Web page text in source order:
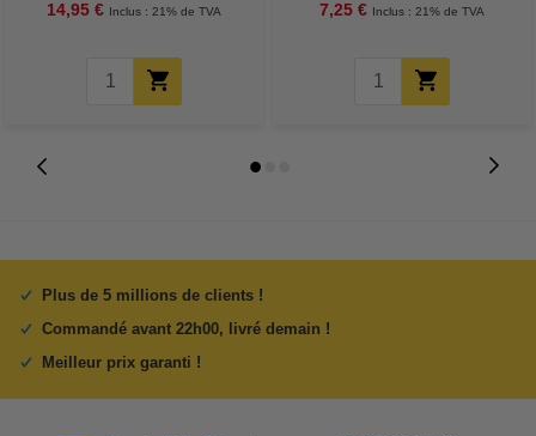
14,95 € Inclus : 21% de TVA 7,25 € Inclus : 21% de TVA
Plus de 5 millions de clients !
Commandé avant 22h00, livré demain !
Meilleur prix garanti !